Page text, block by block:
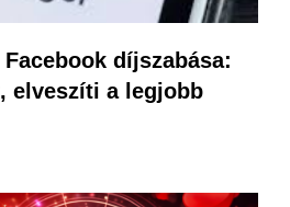
díjszabása:
elveszíti a legjobb